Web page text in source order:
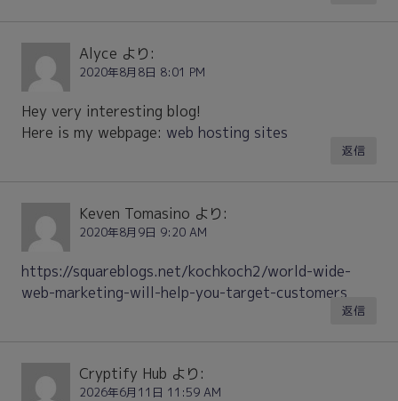
Alyce より:
2020年8月8日 8:01 PM
Hey very interesting blog!
Here is my webpage: web hosting sites
返信
Keven Tomasino より:
2020年8月9日 9:20 AM
https://squareblogs.net/kochkoch2/world-wide-
web-marketing-will-help-you-target-customers
返信
Cryptify Hub より:
2026年6月11日 11:59 AM